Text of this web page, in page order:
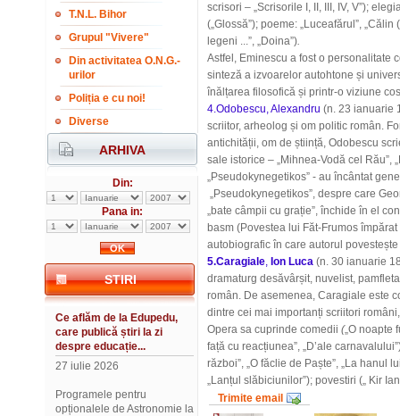
T.N.L. Bihor
Grupul "Vivere"
Din activitatea O.N.G.-
urilor
Poliția e cu noi!
Diverse
ARHIVA
Din:
Pana in:
STIRI
Ce aflăm de la Edupedu,
care publică știri la zi
despre educație...
27 iulie 2026
Programele pentru
opționalele de Astronomie la
scrisori – „Scrisorile I, II, III, IV, V”);
(„Glossă”); poeme: „Luceafărul”, „Călin
legeni ...”, „Doina”).
Astfel, Eminescu a fost o personalitate
sinteză a izvoarelor autohtone și
înălțarea filosofică și printr-o viziune
4.Odobescu, Alexandru (n. 23 ianuarie
scriitor, arheolog și om politic român.
antichității, om de știință, Odobescu
sale istorice – „Mihnea-Vodă cel Rău”, „
„Pseudokynegetikos” - au încântat
„Pseudokynegetikos”, despre care
„bate câmpii cu grație”, închide în el
basm (Povestea lui Făt-Frumos
autobiografic în care autorul
5.Caragiale, Ion Luca (n. 30 ianuarie
dramaturg desăvârșit, nuvelist,
român. De asemenea, Caragiale este
dintre cei mai importanți scriitori
Opera sa cuprinde comedii („O noapte
față cu reacțiunea”, „D’ale
război”, „O făclie de Paște”, „La hanul
„Lanțul slăbiciunilor”); povestiri („ Kir
Trimite email